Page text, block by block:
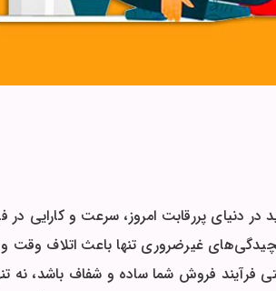
دنیای پررقابت امروز، سرعت و کارایی در
غیرضروری تنها باعث اتلاف وقت و
فرآیند فروش شما ساده و شفاف باشد، نه